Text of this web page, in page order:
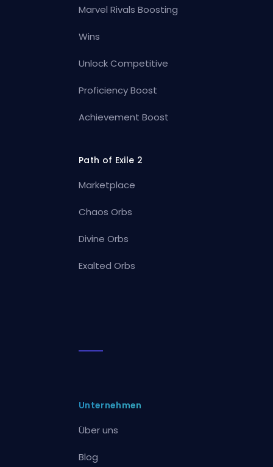
Marvel Rivals Boosting
Wins
Unlock Competitive
Proficiency Boost
Achievement Boost
Path of Exile 2
Marketplace
Chaos Orbs
Divine Orbs
Exalted Orbs
Unternehmen
Über uns
Blog